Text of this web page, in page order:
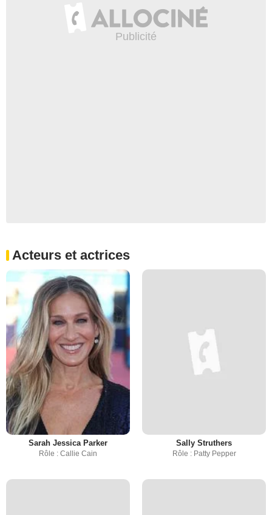
Acteurs et actrices
Sarah Jessica Parker
Rôle : Callie Cain
Sally Struthers
Rôle : Patty Pepper